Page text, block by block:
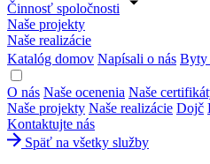
Činnosť spoločnosti
Naše projekty
Naše realizácie
Katalóg domov Napísali o nás Byty
O nás Naše ocenenia Naše
Naše projekty Naše realizácie Dojč
Kontaktujte nás
Späť na všetky služby